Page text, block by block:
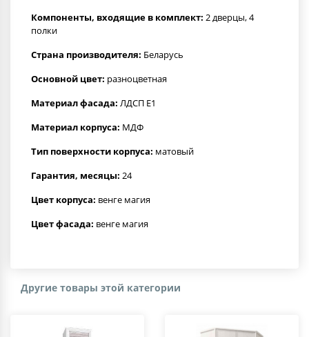
Компоненты, входящие в комплект: 2 дверцы, 4
полки
Страна производителя: Беларусь
Основной цвет: разноцветная
Материал фасада: ЛДСП Е1
Материал корпуса: МДФ
Тип поверхности корпуса: матовый
Гарантия, месяцы: 24
Цвет корпуса: венге магия
Цвет фасада: венге магия
Другие товары этой категории